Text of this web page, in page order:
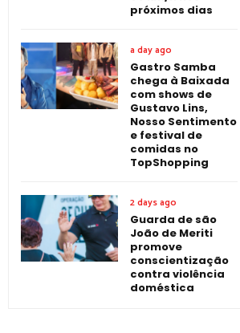
próximos dias
a day ago
Gastro Samba
chega à Baixada
com shows de
Gustavo Lins,
Nosso Sentimento
e festival de
comidas no
TopShopping
2 days ago
Guarda de são
João de Meriti
promove
conscientização
contra violência
doméstica